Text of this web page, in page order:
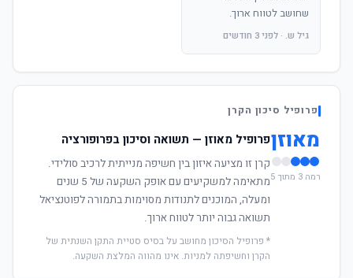
שחושב לטווח ארוך.
גיל ש. · לפני 3 חודשים
פרופיל סיכון הקרן
מאוזן
רמה 3 מתוך 5
פרופיל מאוזן — תשואה וסיכון בפרופורציה
קרן זו מציעה איזון בין חשיפה מנייתית לרכיב סולידי.
מתאימה למשקיעים עם אופק השקעה של 5 שנים
ומעלה, המוכנים לתנודות מסוימות בתמורה לפוטנציאל
תשואה גבוה יותר לטווח ארוך.
* פרופיל הסיכון מחושב על בסיס סטיית התקן השנתית של
הקרן וחשיפתה למניות. אינו מהווה המלצת השקעה.